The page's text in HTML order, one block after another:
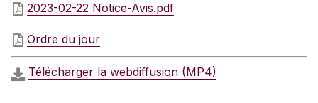
2023-02-22 Notice-Avis.pdf
Ordre du jour
Télécharger la webdiffusion (MP4)